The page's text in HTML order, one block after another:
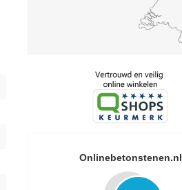
Onlinebetonstenen.nl